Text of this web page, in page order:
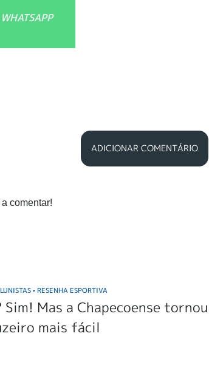
ADICIONAR COMENTÁRIO
comentar!
• RESENHA ESPORTIVA
Sim! Mas a Chapecoense tornou
mais fácil